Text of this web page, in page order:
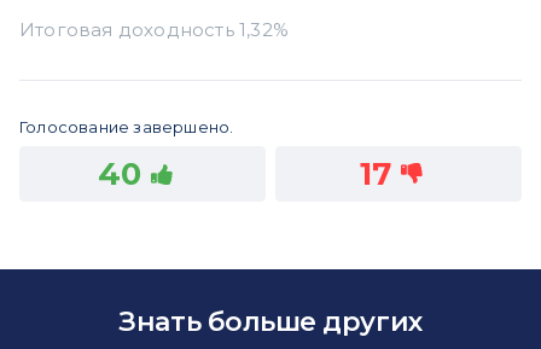
Голосование завершено.
40 17
Знать больше других